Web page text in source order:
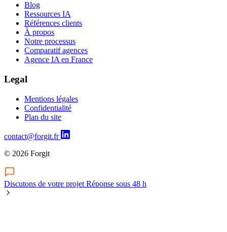
Blog
Ressources IA
Références clients
À propos
Notre processus
Comparatif agences
Agence IA en France
Legal
Mentions légales
Confidentialité
Plan du site
contact@forgit.fr
© 2026 Forgit
Discutons de votre projet Réponse sous 48 h